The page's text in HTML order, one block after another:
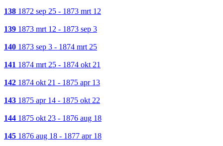
138 1872 sep 25 - 1873 mrt 12
139 1873 mrt 12 - 1873 sep 3
140 1873 sep 3 - 1874 mrt 25
141 1874 mrt 25 - 1874 okt 21
142 1874 okt 21 - 1875 apr 13
143 1875 apr 14 - 1875 okt 22
144 1875 okt 23 - 1876 aug 18
145 1876 aug 18 - 1877 apr 18